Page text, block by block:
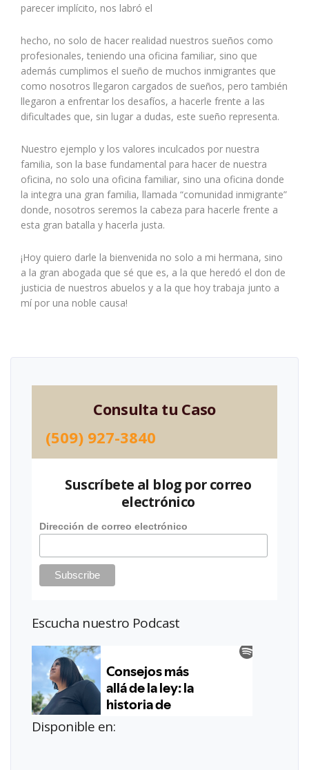
parecer implícito, nos labró el
hecho, no solo de hacer realidad nuestros sueños como
profesionales, teniendo una oficina familiar, sino que
además cumplimos el sueño de muchos inmigrantes que
como nosotros llegaron cargados de sueños, pero también
llegaron a enfrentar los desafíos, a hacerle frente a las
dificultades que, sin lugar a dudas, este sueño representa.
Nuestro ejemplo y los valores inculcados por nuestra
familia, son la base fundamental para hacer de nuestra
oficina, no solo una oficina familiar, sino una oficina donde
la integra una gran familia, llamada “comunidad inmigrante”
donde, nosotros seremos la cabeza para hacerle frente a
esta gran batalla y hacerla justa.
¡Hoy quiero darle la bienvenida no solo a mi hermana, sino
a la gran abogada que sé que es, a la que heredó el don de
justicia de nuestros abuelos y a la que hoy trabaja junto a
mí por una noble causa!
Consulta tu Caso
(509) 927-3840
Suscríbete al blog por correo
electrónico
Dirección de correo electrónico
Escucha nuestro Podcast
Disponible en: